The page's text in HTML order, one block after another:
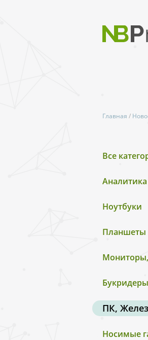
Главная /
Все
Аналитика
Ноутбуки
Планшеты
Букридеры
ПК,
Носимые